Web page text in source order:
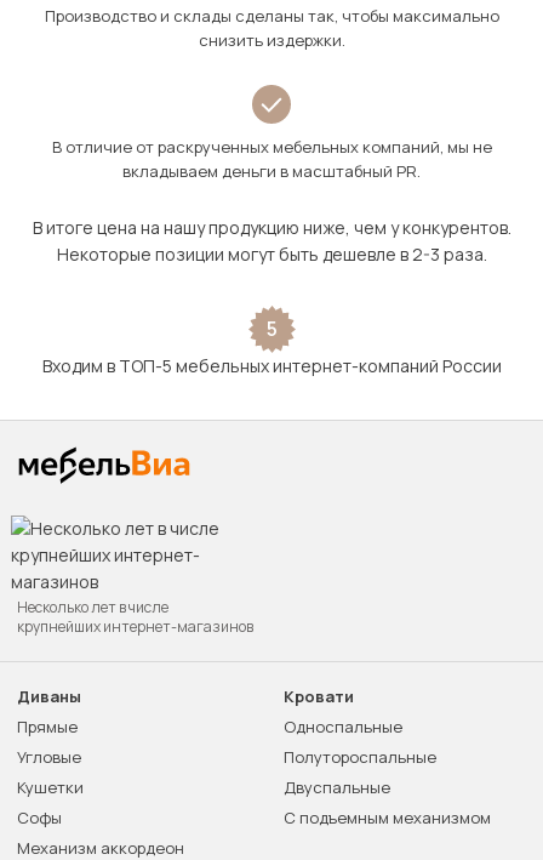
Производство и склады сделаны так, чтобы максимально
снизить издержки.
В отличие от раскрученных мебельных компаний, мы не
вкладываем деньги в масштабный PR.
В итоге цена на нашу продукцию ниже, чем у конкурентов.
Некоторые позиции могут быть дешевле в 2-3 раза.
5
Входим в ТОП-5 мебельных интернет-компаний России
Несколько лет в числе
крупнейших интернет-магазинов
Диваны
Прямые
Угловые
Кушетки
Софы
Механизм аккордеон
Кровати
Односпальные
Полутороспальные
Двуспальные
С подъемным механизмом